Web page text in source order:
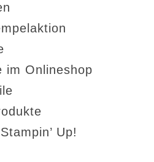
im Onlineshop
Up!